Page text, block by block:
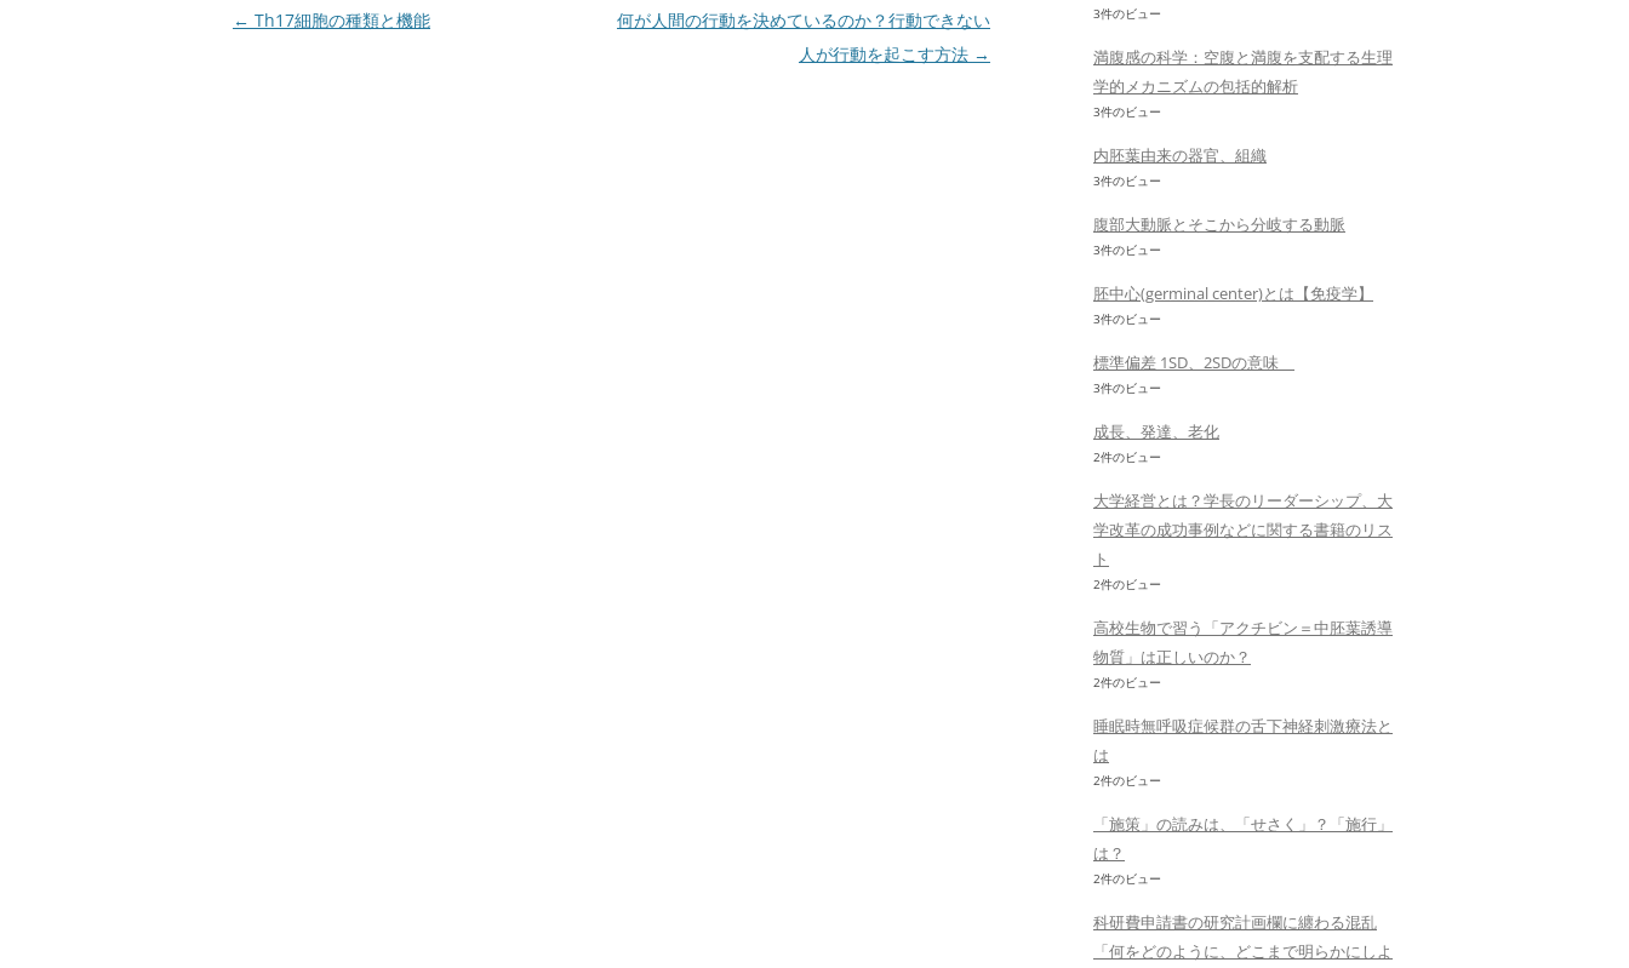
投
← Th17細胞の種類と機能
何が人間の行動を決めているのか？行動できない
人が行動を起こす方法 →
3件のビュー
満腹感の科学：空腹と満腹を支配する生理
学的メカニズムの包括的解析
3件のビュー
内胚葉由来の器官、組織
3件のビュー
腹部大動脈とそこから分岐する動脈
3件のビュー
胚中心(germinal center)とは【免疫学】
3件のビュー
標準偏差 1SD、2SDの意味
3件のビュー
成長、発達、老化
2件のビュー
大学経営とは？学長のリーダーシップ、大
学改革の成功事例などに関する書籍のリス
ト
2件のビュー
高校生物で習う「アクチビン＝中胚葉誘導
物質」は正しいのか？
2件のビュー
睡眠時無呼吸症候群の舌下神経刺激療法と
は
2件のビュー
「施策」の読みは、「せさく」？「施行」
は？
2件のビュー
科研費申請書の研究計画欄に纏わる混乱
「何をどのように、どこまで明らかにしよ